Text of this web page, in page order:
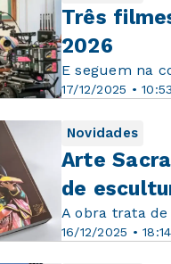
17/12/2025 • 10:53
Três
2026
E seguem na
Novidades
16/12/2025 • 18:14
Arte
de
A obra trata de